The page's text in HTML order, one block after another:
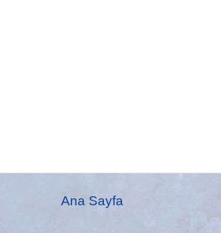
Ana Sayfa